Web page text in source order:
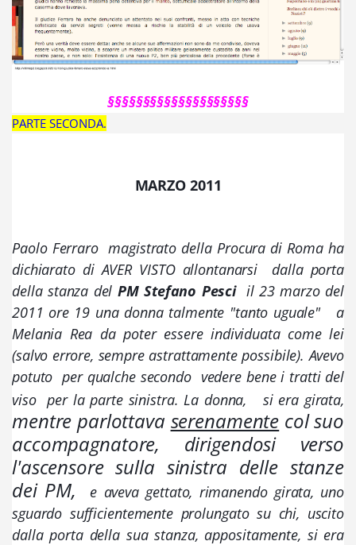
§§§§§§§§§§§§§§§§§§§§
PARTE SECONDA.
MARZO 2011
Paolo Ferraro  magistrato della Procura di Roma ha
dichiarato di AVER VISTO allontanarsi  dalla porta
della stanza del PM Stefano Pesci il 23 marzo del
2011 ore 19 una donna talmente "tanto uguale"   a
Melania Rea da poter essere individuata come lei
(salvo errore, sempre astrattamente possibile). Avevo
potuto  per qualche secondo  vedere bene i tratti del
mentre parlottava serenamente col suo
accompagnatore, dirigendosi verso
l'ascensore sulla sinistra delle stanze
dei PM,
e aveva gettato, rimanendo girata, uno
sguardo sufficientemente prolungato su chi, uscito
dalla porta della sua stanza, appositamente, si era